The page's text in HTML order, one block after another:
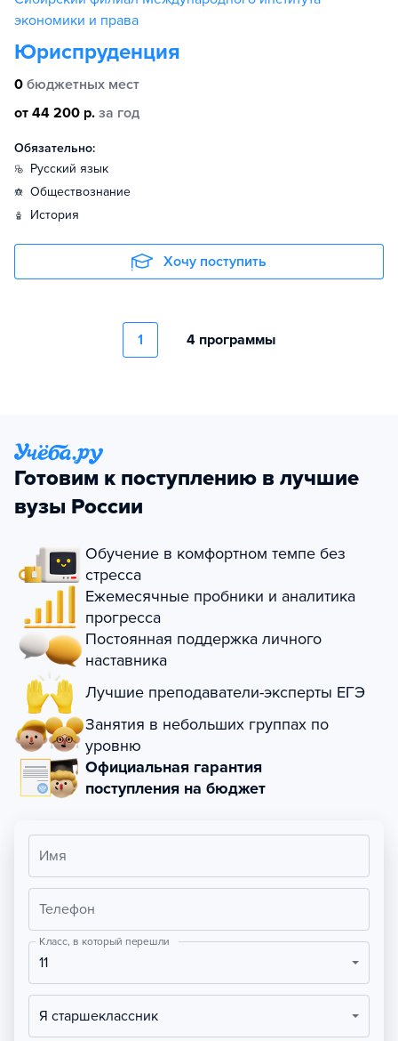
экономики и права
Юриспруденция
0 бюджетных мест
от 44 200 р. за год
Обязательно:
русский язык
обществознание
история
Хочу поступить
1 4 программы
Готовим к поступлению в лучшие
вузы России
Обучение в комфортном темпе без
стресса
Ежемесячные пробники и аналитика
прогресса
Постоянная поддержка личного
наставника
Лучшие преподаватели-эксперты ЕГЭ
Занятия в небольших группах по
уровню
Официальная гарантия
поступления на бюджет
Имя
Телефон
Класс, в который перешли
11
Я старшеклассник